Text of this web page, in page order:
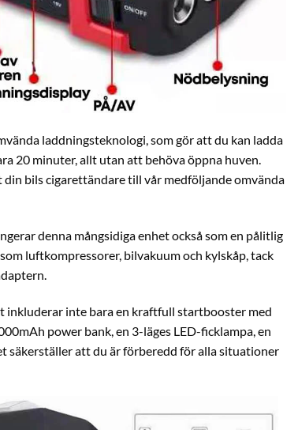
laddningsteknologi, som gör att du kan ladda
20 minuter, allt utan att behöva öppna huven.
bils cigarettändare till vår medföljande omvända
denna mångsidiga enhet också som en pålitlig
luftkompressorer, bilvakuum och kylskåp, tack
inte bara en kraftfull startbooster med
power bank, en 3-läges LED-ficklampa, en
säkerställer att du är förberedd för alla situationer